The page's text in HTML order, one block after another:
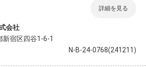
詳細を見る
会社
宿区四谷1-6-1
N-B-24-0768(241211)